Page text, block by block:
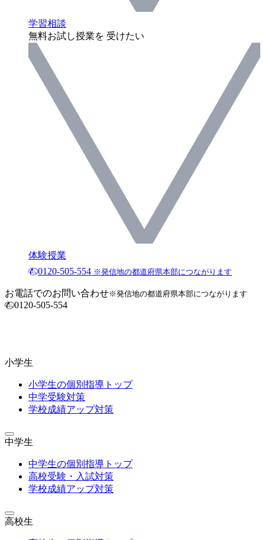
学習相談
無料お試し授業を 受けたい
体験授業
0120-505-554 ※発信地の都道府県本部につながります
お電話でのお問い合わせ※発信地の都道府県本部につながります
0120-505-554
小学生
小学生の個別指導トップ
中学受験対策
学校成績アップ対策
中学生
中学生の個別指導トップ
高校受験・入試対策
学校成績アップ対策
高校生